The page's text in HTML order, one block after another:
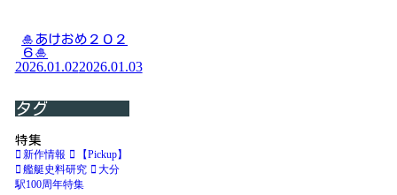
🎍あけおめ２０２
６🎍
2026.01.022026.01.03
タグ
特集
新作情報
【Pickup】
艦艇史料研究
大分
駅100周年特集